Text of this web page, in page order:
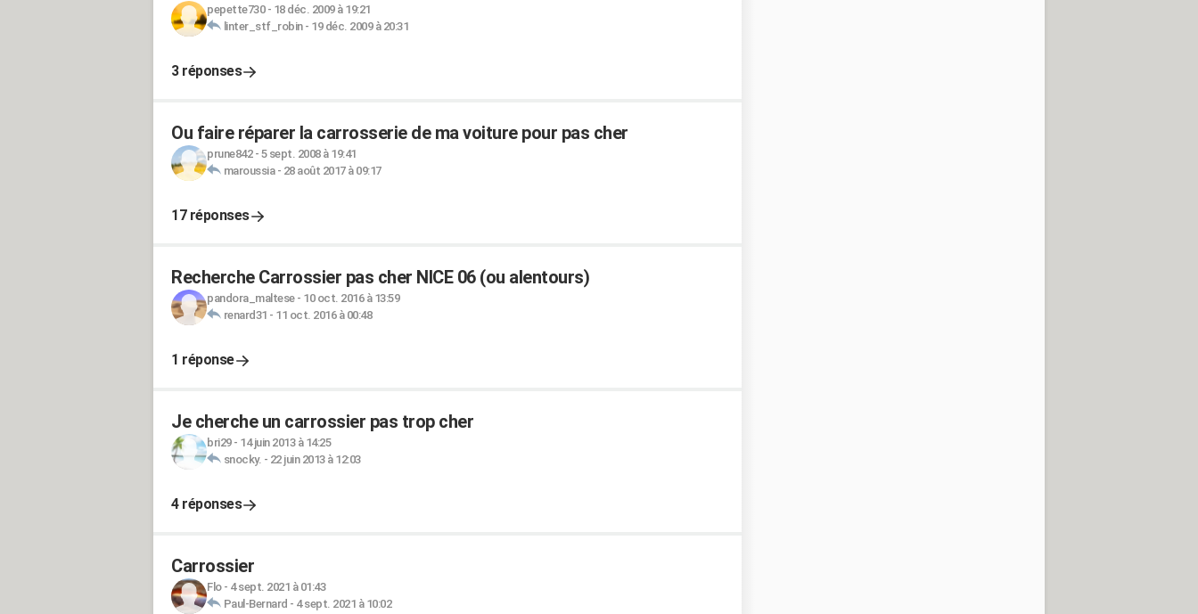
pepette730- 18 déc. 2009 à 19:21
linter_stf_robin- 19 déc. 2009 à 20:31
3 réponses
Ou faire réparer la carrosserie de ma voiture pour pas cher
prune842- 5 sept. 2008 à 19:41
maroussia- 28 août 2017 à 09:17
17 réponses
Recherche Carrossier pas cher NICE 06 (ou alentours)
pandora_maltese- 10 oct. 2016 à 13:59
renard31 - 11 oct. 2016 à 00:48
1 réponse
Je cherche un carrossier pas trop cher
bri29- 14 juin 2013 à 14:25
snocky. - 22 juin 2013 à 12:03
4 réponses
Carrossier
Flo- 4 sept. 2021 à 01:43
Paul-Bernard - 4 sept. 2021 à 10:02